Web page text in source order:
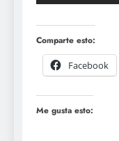
Comparte esto:
Facebook
Me gusta esto: